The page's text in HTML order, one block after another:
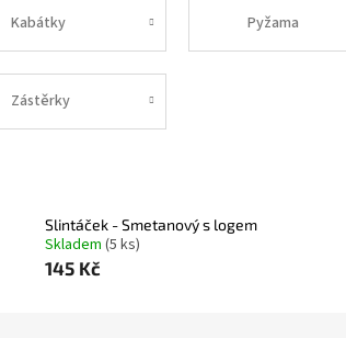
Kabátky Pyžama
Zástěrky
Slintáček - Smetanový s logem
Skladem (5 ks)
145 Kč